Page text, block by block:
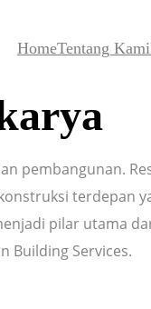
HomeTentang Kami
pembangunan.
terdepan
pilar utama
Building Services.